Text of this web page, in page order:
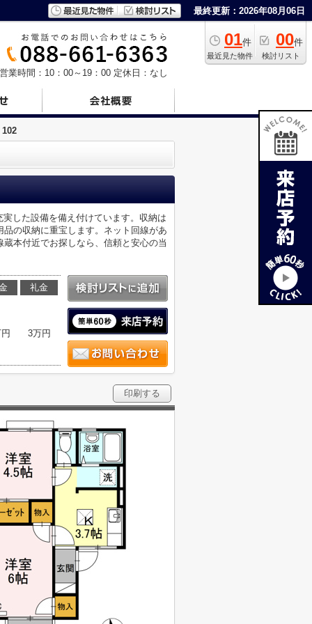
最終更新：2026年08月06日
01件
最近見た物件
00件
検討リスト
営業時間：10：00～19：00 定休日：なし
102
した設備を備え付けています。収納は
の収納に重宝します。ネット回線があ
本付近でお探しなら、信頼と安心の当
礼金
3万円
印刷する